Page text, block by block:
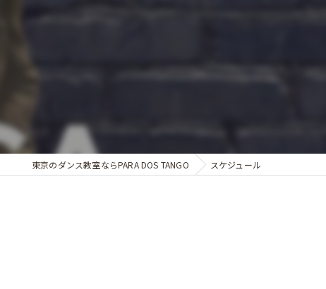
ミロンガとは
東京のダンス教室ならPARA DOS TANGO スケジュール